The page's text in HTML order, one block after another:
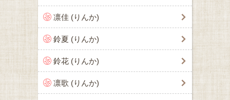
凛佳 (りんか)
鈴夏 (りんか)
鈴花 (りんか)
凛歌 (りんか)